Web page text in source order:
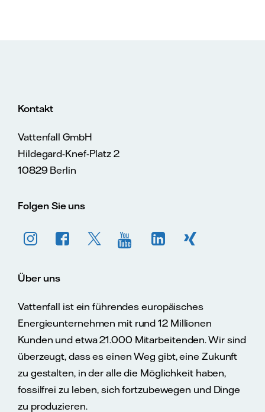
Kontakt
Vattenfall GmbH
Hildegard-Knef-Platz 2
10829 Berlin
Folgen Sie uns
Über uns
Vattenfall ist ein führendes europäisches
Energieunternehmen mit rund 12 Millionen
Kunden und etwa 21.000 Mitarbeitenden. Wir sind
überzeugt, dass es einen Weg gibt, eine Zukunft
zu gestalten, in der alle die Möglichkeit haben,
fossilfrei zu leben, sich fortzubewegen und Dinge
zu produzieren.